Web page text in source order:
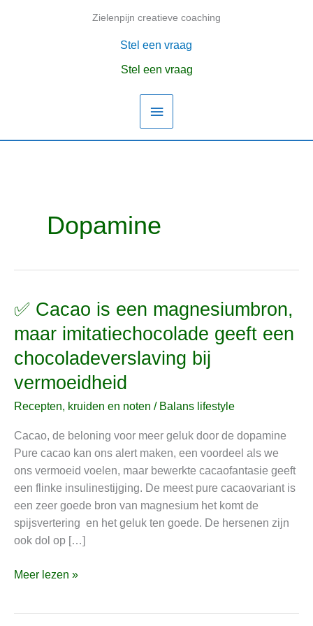
Zielenpijn creatieve coaching
Hoofdmenu
Stel een vraag
Stel een vraag
Dopamine
✅ Cacao is een magnesiumbron,
maar imitatiechocolade geeft een
chocoladeverslaving bij
vermoeidheid
Recepten, kruiden en noten / Balans lifestyle
Cacao, de beloning voor meer geluk door de dopamine
Pure cacao kan ons alert maken, een voordeel als we
ons vermoeid voelen, maar bewerkte cacaofantasie geeft
een flinke insulinestijging. De meest pure cacaovariant is
een zeer goede bron van magnesium het komt de
spijsvertering en het geluk ten goede. De hersenen zijn
ook dol op […]
✅
is
een
magnesiumbron,
maar
imitatiechocolade
Meer lezen »